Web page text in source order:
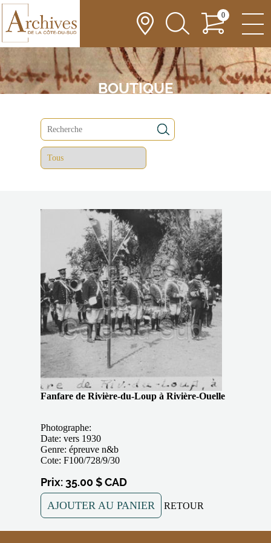
0
BOUTIQUE
Fanfare de Rivière-du-Loup à Rivière-Ouelle
Photographe:
Date: vers 1930
Genre: épreuve n&b
Cote: F100/728/9/30
Prix: 35.00 $ CAD
AJOUTER AU PANIER RETOUR